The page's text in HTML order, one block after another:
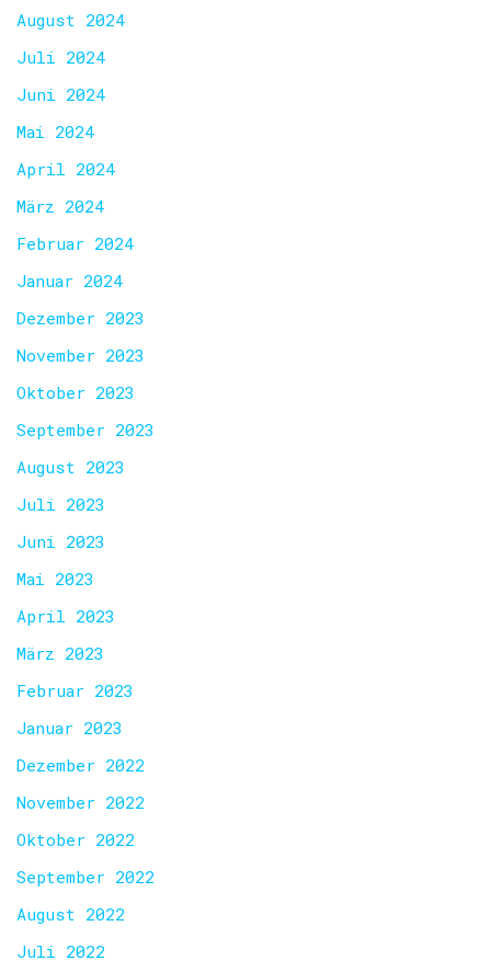
August 2024
Juli 2024
Juni 2024
Mai 2024
April 2024
März 2024
Februar 2024
Januar 2024
Dezember 2023
November 2023
Oktober 2023
September 2023
August 2023
Juli 2023
Juni 2023
Mai 2023
April 2023
März 2023
Februar 2023
Januar 2023
Dezember 2022
November 2022
Oktober 2022
September 2022
August 2022
Juli 2022